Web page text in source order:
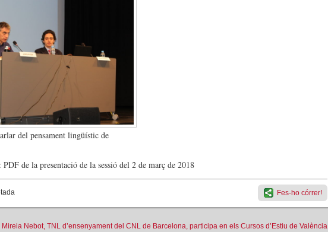
del pensament lingüístic de
: PDF de la presentació de la sessió del 2 de març de 2018
Fes-ho córrer!
Mireia Nebot, TNL d’ensenyament del CNL de Barcelona, participa en els Cursos d’Estiu de València